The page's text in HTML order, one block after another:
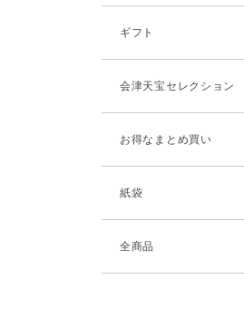
ギフト
会津天宝セレクション
お得なまとめ買い
紙袋
全商品